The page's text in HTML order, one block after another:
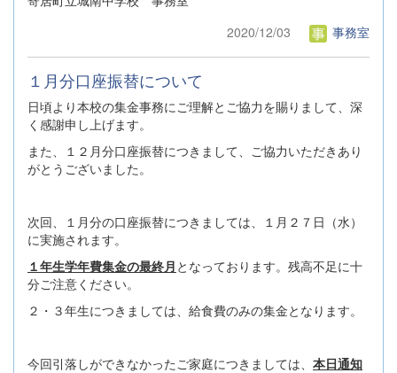
2020/12/03
事務室
１月分口座振替について
日頃より本校の集金事務にご理解とご協力を賜りまして、深
く感謝申し上げます。
また、１２月分口座振替につきまして、ご協力いただきあり
がとうございました。
次回、１月分の口座振替につきましては、１月２７日（水）
に実施されます。
１年生学年費集金の最終月 となっております。残高不足に十
分ご注意ください。
２・３年生につきましては、給食費のみの集金となります。
今回引落しができなかったご家庭につきましては、 本日通知